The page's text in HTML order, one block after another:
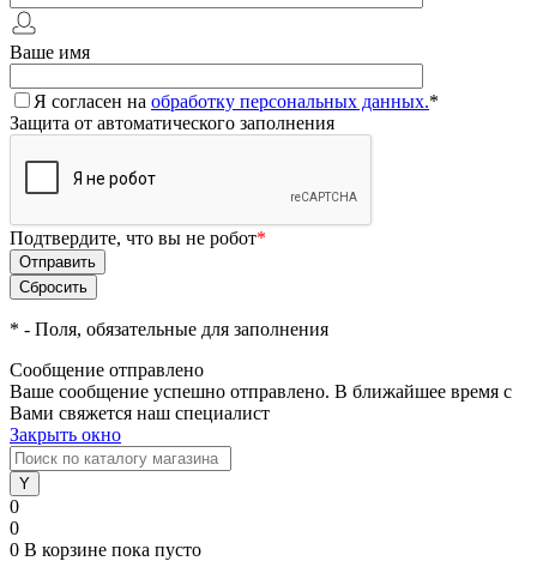
Ваше имя
Я согласен на обработку персональных данных.*
Защита от автоматического заполнения
Подтвердите, что вы не робот*
* - Поля, обязательные для заполнения
Сообщение отправлено
Ваше сообщение успешно отправлено. В ближайшее время с
Вами свяжется наш специалист
Закрыть окно
0
0
0 В корзине пока пусто